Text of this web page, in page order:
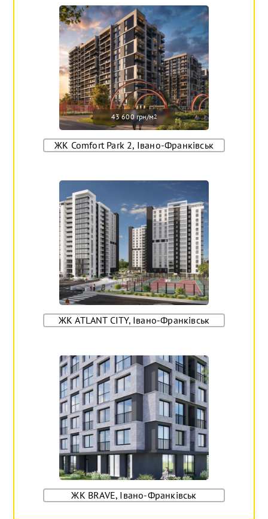
43 600 грн/м2
ЖК Comfort Park 2, Івано-Франківськ
ЖК ATLANT CITY, Івано-Франківськ
ЖК BRAVE, Івано-Франківськ